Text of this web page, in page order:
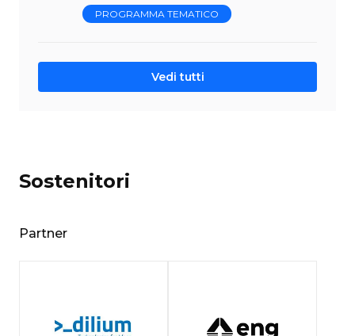
PROGRAMMA TEMATICO
Vedi tutti
Sostenitori
Partner